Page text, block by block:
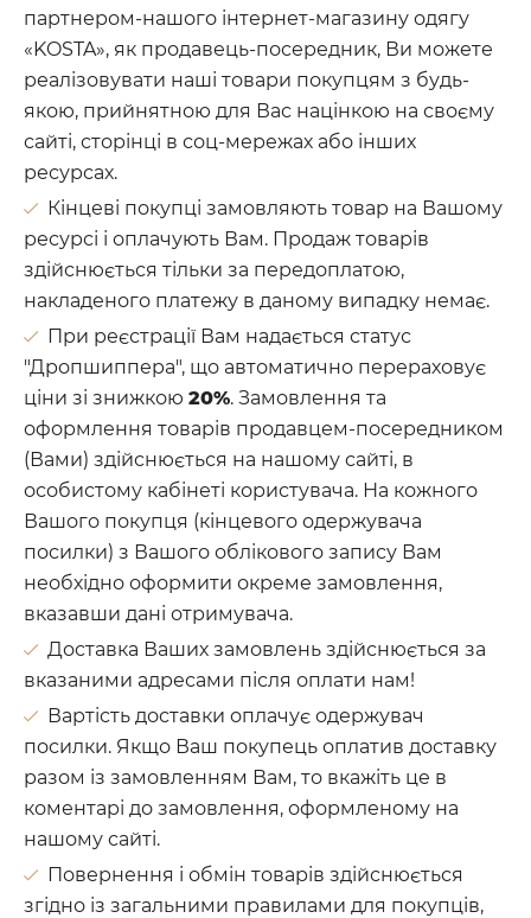
партнером-нашого інтернет-магазину одягу
«KOSTA», як продавець-посередник, Ви можете
реалізовувати наші товари покупцям з будь-
якою, прийнятною для Вас націнкою на своєму
сайті, сторінці в соц-мережах або інших
ресурсах.
Кінцеві покупці замовляють товар на Вашому
ресурсі і оплачують Вам. Продаж товарів
здійснюється тільки за передоплатою,
накладеного платежу в даному випадку немає.
При реєстрації Вам надається статус
"Дропшиппера", що автоматично перераховує
ціни зі знижкою 20%. Замовлення та
оформлення товарів продавцем-посередником
(Вами) здійснюється на нашому сайті, в
особистому кабінеті користувача. На кожного
Вашого покупця (кінцевого одержувача
посилки) з Вашого облікового запису Вам
необхідно оформити окреме замовлення,
вказавши дані отримувача.
Доставка Ваших замовлень здійснюється за
вказаними адресами після оплати нам!
Вартість доставки оплачує одержувач
посилки. Якщо Ваш покупець оплатив доставку
разом із замовленням Вам, то вкажіть це в
коментарі до замовлення, оформленому на
нашому сайті.
Повернення і обмін товарів здійснюється
згідно із загальними правилами для покупців,